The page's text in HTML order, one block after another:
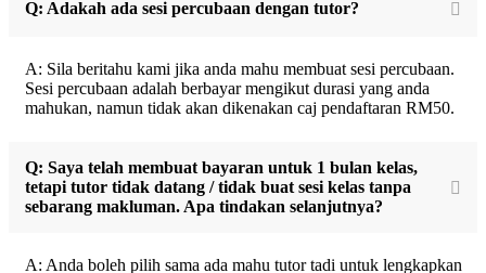
Q: Adakah ada sesi percubaan dengan tutor?
A: Sila beritahu kami jika anda mahu membuat sesi percubaan.
Sesi percubaan adalah berbayar mengikut durasi yang anda
mahukan, namun tidak akan dikenakan caj pendaftaran RM50.
Q: Saya telah membuat bayaran untuk 1 bulan kelas,
tetapi tutor tidak datang / tidak buat sesi kelas tanpa
sebarang makluman. Apa tindakan selanjutnya?
A: Anda boleh pilih sama ada mahu tutor tadi untuk lengkapkan